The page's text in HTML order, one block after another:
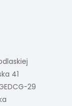
41
29